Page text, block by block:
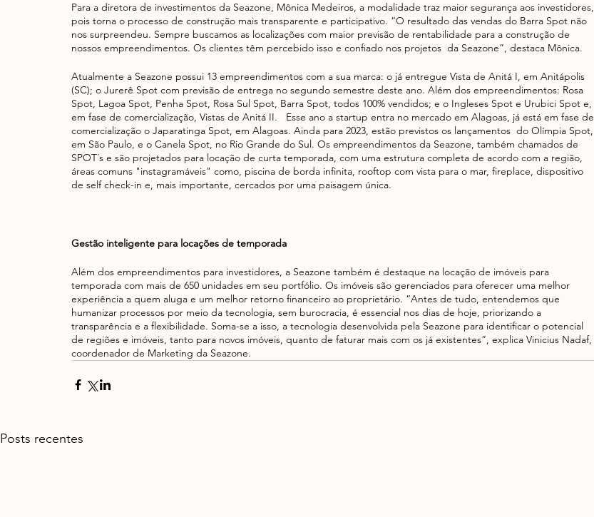
Para a diretora de investimentos da Seazone, Mônica Medeiros, a modalidade traz maior segurança aos investidores,
pois torna o processo de construção mais transparente e participativo. “O resultado das vendas do Barra Spot não
nos surpreendeu. Sempre buscamos as localizações com maior previsão de rentabilidade para a construção de
nossos empreendimentos. Os clientes têm percebido isso e confiado nos projetos  da Seazone”, destaca Mônica.
Atualmente a Seazone possui 13 empreendimentos com a sua marca: o já entregue Vista de Anitá I, em Anitápolis
(SC); o Jurerê Spot com previsão de entrega no segundo semestre deste ano. Além dos empreendimentos: Rosa
Spot, Lagoa Spot, Penha Spot, Rosa Sul Spot, Barra Spot, todos 100% vendidos; e o Ingleses Spot e Urubici Spot e,
em fase de comercialização, Vistas de Anitá II.   Esse ano a startup entra no mercado em Alagoas, já está em fase de
comercialização o Japaratinga Spot, em Alagoas. Ainda para 2023, estão previstos os lançamentos  do Olímpia Spot,
em São Paulo, e o Canela Spot, no Rio Grande do Sul. Os empreendimentos da Seazone, também chamados de
SPOT´s e são projetados para locação de curta temporada, com uma estrutura completa de acordo com a região,
áreas comuns "instagramáveis" como, piscina de borda infinita, rooftop com vista para o mar, fireplace, dispositivo
de self check-in e, mais importante, cercados por uma paisagem única.
Gestão inteligente para locações de temporada
Além dos empreendimentos para investidores, a Seazone também é destaque na locação de imóveis para
temporada com mais de 650 unidades em seu portfólio. Os imóveis são gerenciados para oferecer uma melhor
experiência a quem aluga e um melhor retorno financeiro ao proprietário. “Antes de tudo, entendemos que
humanizar processos por meio da tecnologia, sem burocracia, é essencial nos dias de hoje, priorizando a
transparência e a flexibilidade. Soma-se a isso, a tecnologia desenvolvida pela Seazone para identificar o potencial
de regiões e imóveis, tanto para novos imóveis, quanto de faturar mais com os já existentes”, explica Vinicius Nadaf,
coordenador de Marketing da Seazone.
Posts recentes